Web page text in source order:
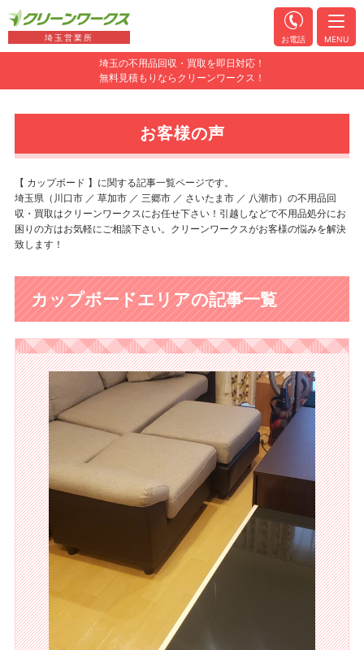
埼玉の不用品回収・買取を即日対応！
無料見積もりならクリーンワークス！
埼玉営業所 お電話 MENU
お客様の声
【 カップボード 】に関する記事一覧ページです。
埼玉県（川口市 ／ 草加市 ／ 三郷市 ／ さいたま市 ／ 八潮市）の不用品回
収・買取はクリーンワークスにお任せ下さい！引越しなどで不用品処分にお
困りの方はお気軽にご相談下さい。クリーンワークスがお客様の悩みを解決
致します！
カップボードエリアの記事一覧